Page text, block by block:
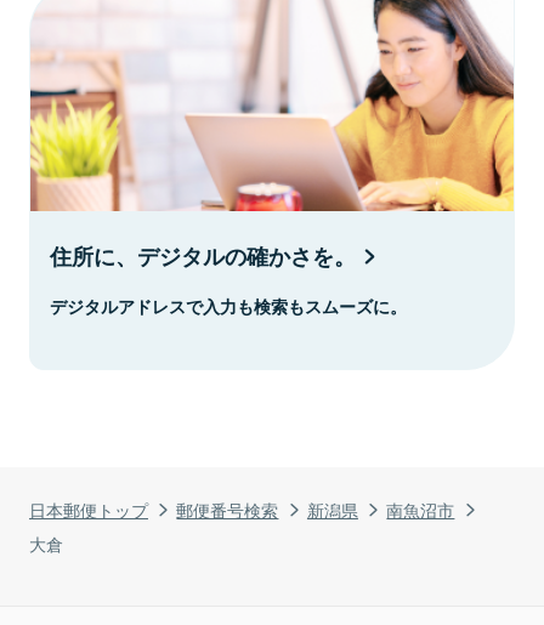
日本郵便トップ 郵便番号検索 新潟県
南魚沼市
大倉
住所に、デジタルの確かさを。
デジタルアドレスで入力も検索もスムーズに。